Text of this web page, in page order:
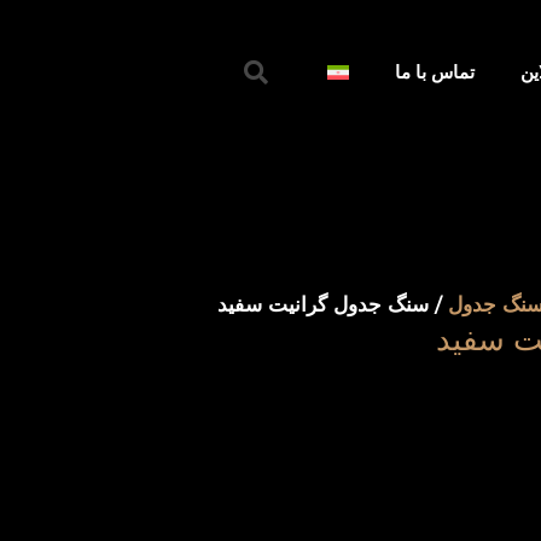
تماس با ما جستجو
کردن
جدول / سنگ جدول گرانیت سفید
سفید